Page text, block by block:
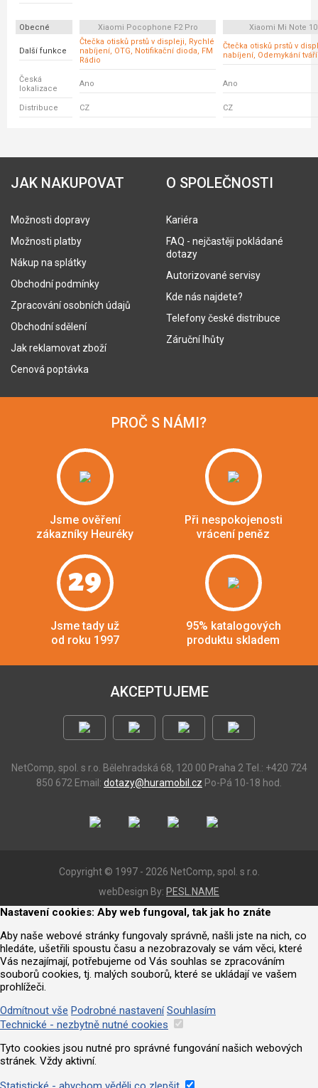
Obecné Xiaomi Pocophone F2 Pro Xiaomi Mi Note
Další funkce
Čtečka otisků prstů v displeji, Rychlé
nabíjení, OTG, Notifikační dioda, FM
Rádio
Čtečka otisků prstů v
nabíjení, Odemykání tváří
Česká
lokalizace
Ano Ano
Distribuce CZ CZ
JAK NAKUPOVAT
Možnosti dopravy
Možnosti platby
Nákup na splátky
Obchodní podmínky
Zpracování osobních údajů
Obchodní sdělení
Jak reklamovat zboží
Cenová poptávka
O SPOLEČNOSTI
Kariéra
FAQ - nejčastěji pokládané
dotazy
Autorizované servisy
Kde nás najdete?
Telefony české distribuce
Záruční lhůty
PROČ S NÁMI?
Jsme ověření
zákazníky Heuréky
Při nespokojenosti
vrácení peněz
29
Jsme tady už
od roku 1997
95% katalogových
produktu skladem
AKCEPTUJEME
NetComp, spol. s r.o. Bělehradská 68, 120 00 Praha 2 Tel.: +420 724
850 672 Email: dotazy@huramobil.cz Po-Pá 10-18 hod.
Copyright © 1997 - 2026 NetComp, spol. s r.o.
webDesign By: PESL.NAME
Nastavení cookies: Aby web fungoval, tak jak ho znáte
Aby naše webové stránky fungovaly správně, našli jste na nich, co
hledáte, ušetřili spoustu času a nezobrazovaly se vám věci, které
Vás nezajímají, potřebujeme od Vás souhlas se zpracováním
souborů cookies, tj. malých souborů, které se ukládají ve vašem
prohlížeči.
Odmítnout vše Podrobné nastavení Souhlasím
Technické - nezbytně nutné cookies
Tyto cookies jsou nutné pro správné fungování našich webových
stránek. Vždy aktivní.